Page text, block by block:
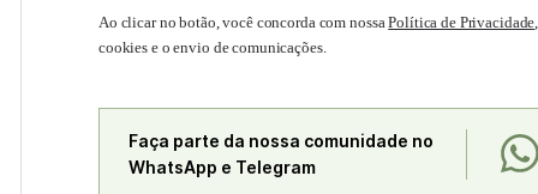
Ao clicar no botão, você concorda com nossaPolítica de Privacidade
cookies e o envio de comunicações.
Faça parte da nossa comunidade no
WhatsApp e Telegram